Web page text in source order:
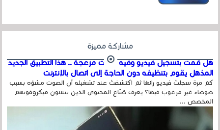
مشاركة مميزة
هل قمت بتسجيل فيديو وفيه أصوت مزعجة .. هذا التطبيق الجديد
المذهل يقوم بتنظيفه دون الحاجة إلى اتصال بالإنترنت
كم مرة سجلتَ فيديو رائعًا ثم اكتشفتَ عند تشغيله أن الصوت مشوّه بسبب
ضوضاء غير مرغوب فيها؟ يعرف صُنّاع المحتوى الذين ينسون ميكروفونهم
المخصص ...